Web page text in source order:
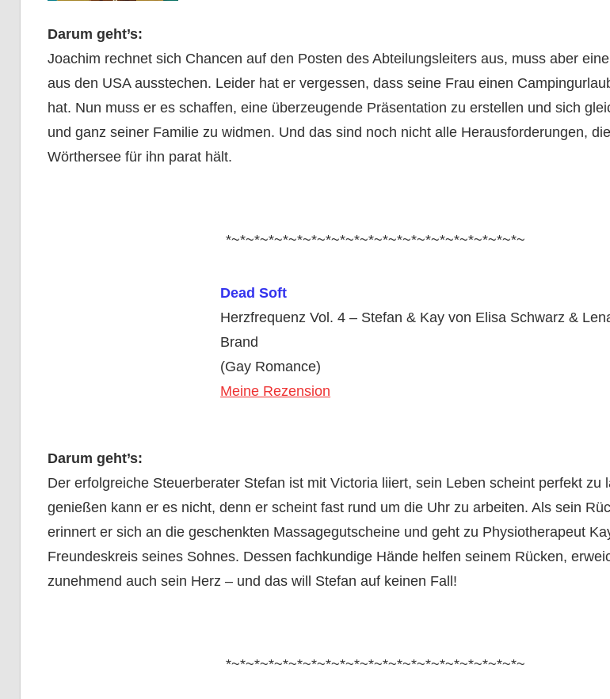
Darum geht’s:
Joachim rechnet sich Chancen auf den Posten des Abteilungsleiters aus, muss aber
aus den USA ausstechen. Leider hat er vergessen, dass seine Frau einen
hat. Nun muss er es schaffen, eine überzeugende Präsentation zu erstellen und sich
und ganz seiner Familie zu widmen. Und das sind noch nicht alle Herausforderungen,
Wörthersee für ihn parat hält.
*~*~*~*~*~*~*~*~*~*~*~*~*~*~*~*~*~*~*~*~*~
Dead Soft
Herzfrequenz Vol. 4 – Stefan & Kay von Elisa Schwarz &
Brand
(Gay Romance)
Meine Rezension
Darum geht’s:
Der erfolgreiche Steuerberater Stefan ist mit Victoria liiert, sein Leben scheint perfekt zu
genießen kann er es nicht, denn er scheint fast rund um die Uhr zu arbeiten. Als sein
erinnert er sich an die geschenkten Massagegutscheine und geht zu Physiotherapeut
Freundeskreis seines Sohnes. Dessen fachkundige Hände helfen seinem Rücken,
zunehmend auch sein Herz – und das will Stefan auf keinen Fall!
*~*~*~*~*~*~*~*~*~*~*~*~*~*~*~*~*~*~*~*~*~